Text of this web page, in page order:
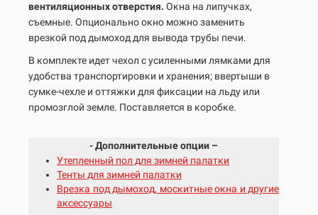
вентиляционных отверстия. Окна на липучках,
съемные. Опционально окно можно заменить
врезкой под дымоход для вывода трубы печи.
В комплекте идет чехол с усиленными лямками для
удобства транспортировки и хранения; ввертыши в
сумке-чехле и оттяжки для фиксации на льду или
промозглой земле. Поставляется в коробке.
- Дополнительные опции –
Утепленный пол для зимней палатки
Тенты для зимней палатки
Врезка под дымоход, москитные окна и другие
аксессуары